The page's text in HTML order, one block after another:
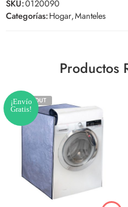
SKU:0120090
Categorías:Hogar,Manteles
Productos
¡Envío
Gratis!
SOLD OUT